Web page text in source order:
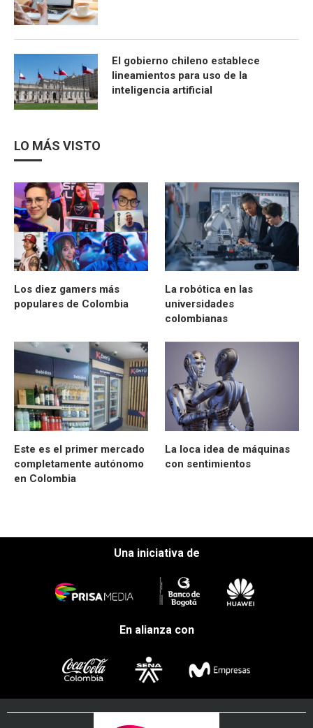
El gobierno chileno establece
lineamientos para uso de la
inteligencia artificial
LO MÁS VISTO
Los diez gamers más
populares de Colombia
La robótica en las
universidades
colombianas
Este es el primer mercado
completamente autónomo
en Colombia
La loca idea de máquinas
con sentimientos
Una iniciativa de
En alianza con